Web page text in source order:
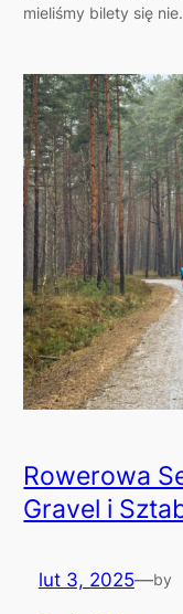
mieliśmy bilety się
Rowerowa
Gravel i
lut 3, 2025—by